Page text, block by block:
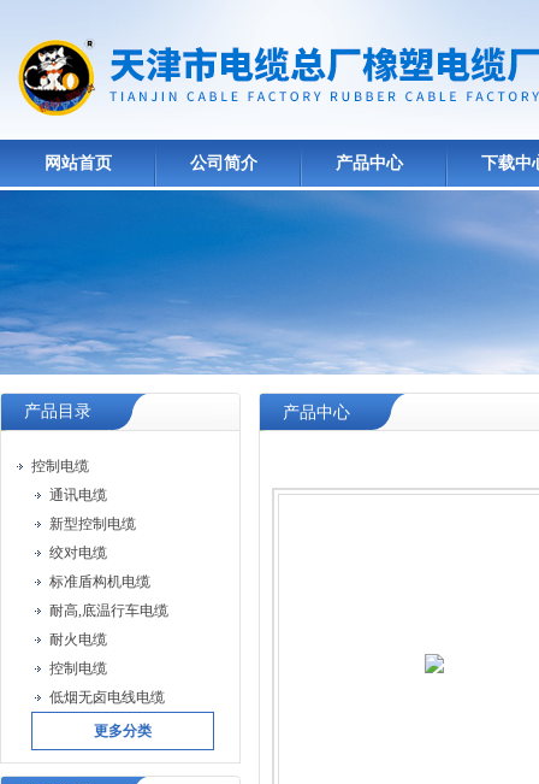
网站首页 公司简介 产品中心 下载中
产品目录
控制电缆
通讯电缆
新型控制电缆
绞对电缆
标准盾构机电缆
耐高,底温行车电缆
耐火电缆
控制电缆
低烟无卤电线电缆
更多分类
产品中心